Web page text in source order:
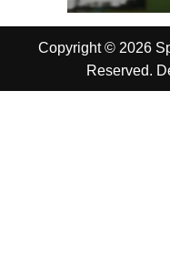
Copyright © 2026
Reserved.